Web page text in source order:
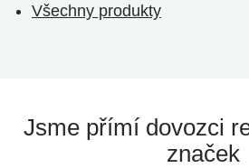
Všechny produkty
Jsme přímí dovozci
značek